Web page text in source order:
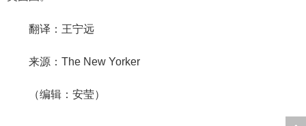
翻译：王宁远
来源：The New Yorker
（编辑：安莹）